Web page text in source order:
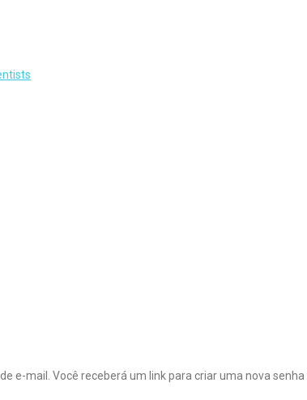
e-mail. Você receberá um link para criar uma nova senha